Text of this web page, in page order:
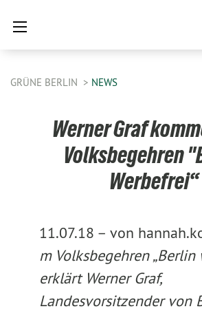
GRÜNE BERLIN NEWS
Werner Graf
Volksbegehren
Werbefrei“
11.07.18 – von
m Volksbegehren „Berlin
erklärt Werner Graf,
Landesvorsitzender von